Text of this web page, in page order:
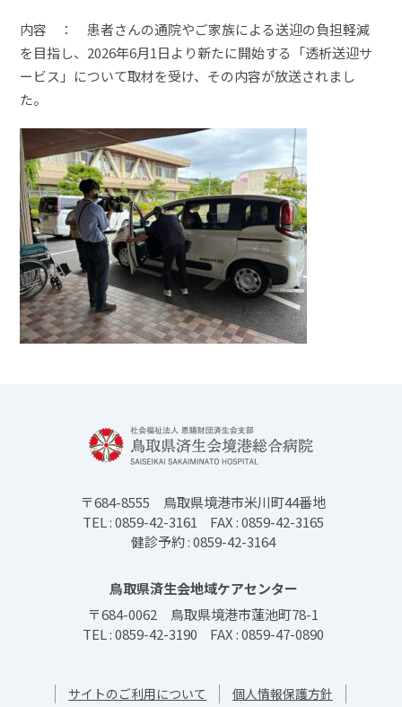
内容 ： 患者さんの通院やご家族による送迎の負担軽減
を目指し、2026年6月1日より新たに開始する「透析送迎サ
ービス」について取材を受け、その内容が放送されまし
た。
〒684-8555
鳥取県境港市米川町44番地
TEL : 0859-42-3161
FAX : 0859-42-3165
健診予約 : 0859-42-3164
鳥取県済生会地域ケアセンター
〒684-0062
鳥取県境港市蓮池町78-1
TEL : 0859-42-3190
FAX : 0859-47-0890
サイトのご利用について 個人情報保護方針